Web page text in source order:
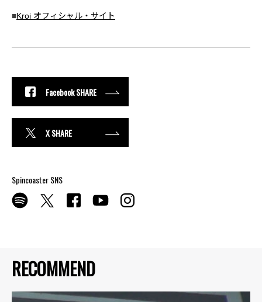
RECOMMEND
■Kroi オフィシャル・サイト
Facebook SHARE
X SHARE
Spincoaster SNS